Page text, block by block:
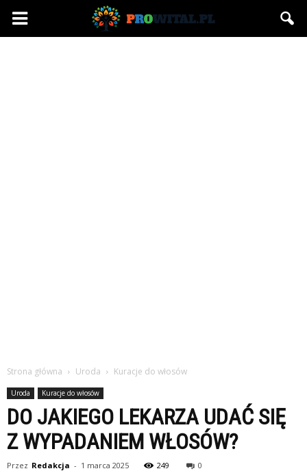
Prowital.pl
Strona główna Uroda Kuracje do włosów
Uroda Kuracje do włosów
DO JAKIEGO LEKARZA UDAĆ SIĘ
Z WYPADANIEM WŁOSÓW?
Przez Redakcja - 1 marca 2025 249 0